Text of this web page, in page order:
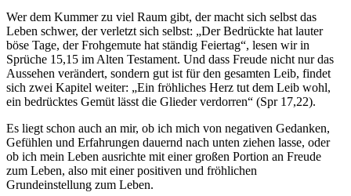
Wer dem Kummer zu viel Raum gibt, der macht sich selbst das
Leben schwer, der verletzt sich selbst: „Der Bedrückte hat lauter
böse Tage, der Frohgemute hat ständig Feiertag“, lesen wir in
Sprüche 15,15 im Alten Testament. Und dass Freude nicht nur das
Aussehen verändert, sondern gut ist für den gesamten Leib, findet
sich zwei Kapitel weiter: „Ein fröhliches Herz tut dem Leib wohl,
ein bedrücktes Gemüt lässt die Glieder verdorren“ (Spr 17,22).
Es liegt schon auch an mir, ob ich mich von negativen Gedanken,
Gefühlen und Erfahrungen dauernd nach unten ziehen lasse, oder
ob ich mein Leben ausrichte mit einer großen Portion an Freude
zum Leben, also mit einer positiven und fröhlichen
Grundeinstellung zum Leben.